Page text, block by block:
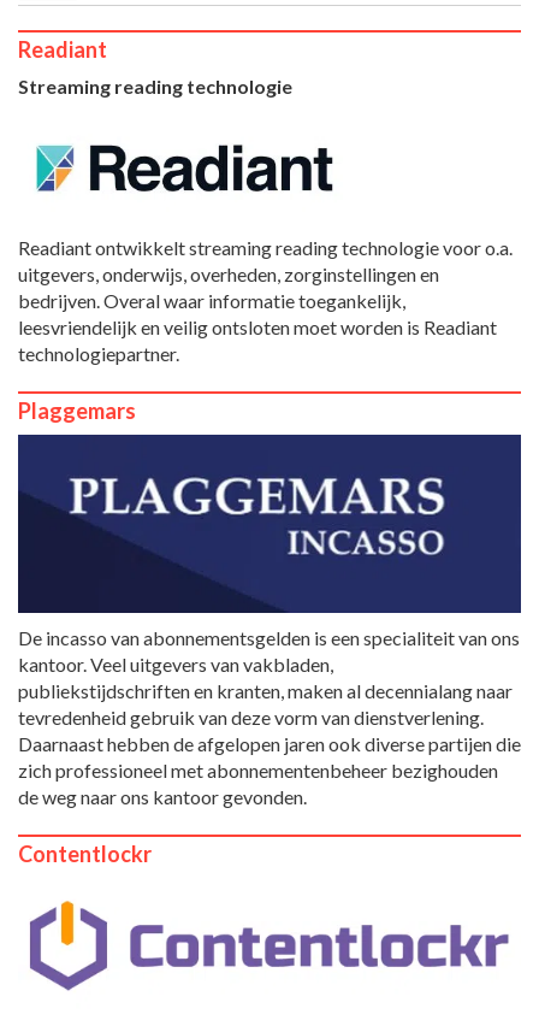
Readiant
Streaming reading technologie
Readiant ontwikkelt streaming reading technologie voor o.a.
uitgevers, onderwijs, overheden, zorginstellingen en
bedrijven. Overal waar informatie toegankelijk,
leesvriendelijk en veilig ontsloten moet worden is Readiant
technologiepartner.
Plaggemars
De incasso van abonnementsgelden is een specialiteit van ons
kantoor. Veel uitgevers van vakbladen,
publiekstijdschriften en kranten, maken al decennialang naar
tevredenheid gebruik van deze vorm van dienstverlening.
Daarnaast hebben de afgelopen jaren ook diverse partijen die
zich professioneel met abonnementenbeheer bezighouden
de weg naar ons kantoor gevonden.
Contentlockr